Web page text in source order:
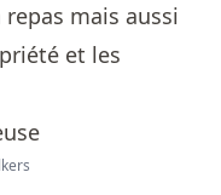
mais aussi
et les